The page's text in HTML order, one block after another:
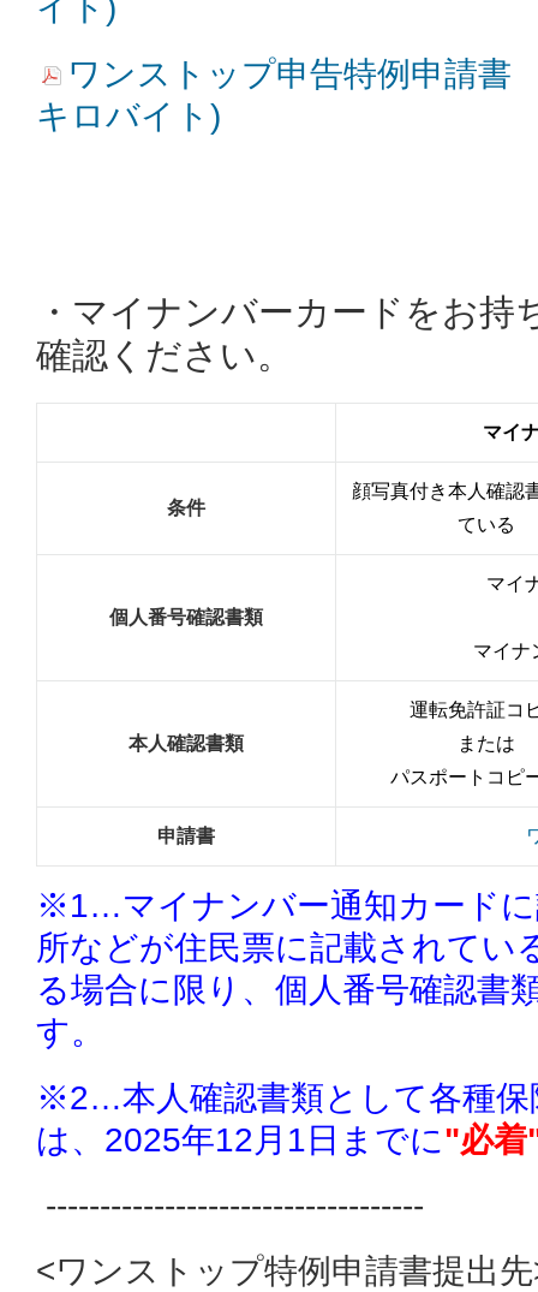
イト)
ワンストップ申告特例申請
キロバイト)
・マイナンバーカードをお持
確認ください。
マイ
条件
顔写真付き本人確認
ている
個人番号確認書類
マイ
マイナ
本人確認書類
運転免許証コ
または
パスポートコピ
申請書
※1…マイナンバー通知カードに
所などが住民票に記載されてい
る場合に限り、個人番号確認書
す。
※2…本人確認書類として各種保
は、2025年12月1日までに"必着
-----------------------------------
<ワンストップ特例申請書提出